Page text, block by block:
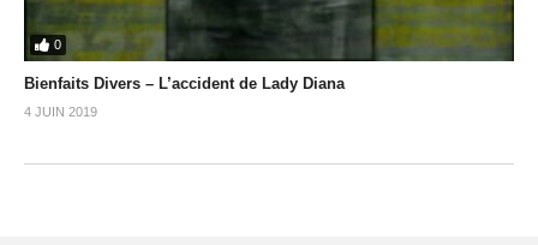
0
Bienfaits Divers – L’accident de Lady Diana
4 JUIN 2019